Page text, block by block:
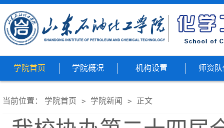
学院首页 学院概况 机构设置 师资
当前位置： 学院首页 > 学院新闻 > 正文